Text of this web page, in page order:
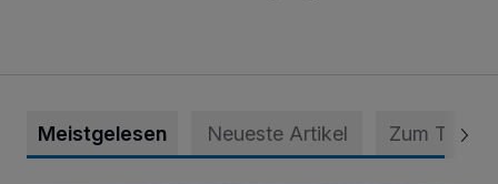
Meistgelesen Neueste Artikel Zum Thema